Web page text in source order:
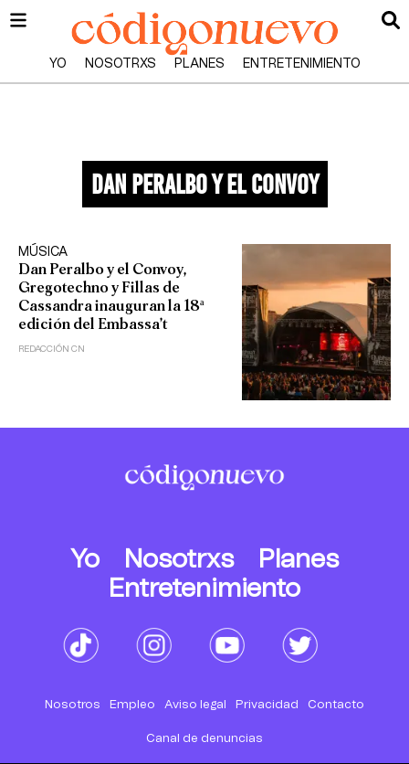
YO NOSOTRXS PLANES ENTRETENIMIENTO
Dan Peralbo y el Convoy
MÚSICA
Dan Peralbo y el Convoy,
Gregotechno y Fillas de
Cassandra inauguran la 18ª
edición del Embassa’t
REDACCIÓN CN
Yo Nosotrxs
Planes
Entretenimiento
Nosotros Empleo Aviso legal Privacidad Contacto
Canal de denuncias